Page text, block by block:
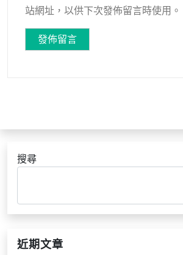
站網址，以供下次發佈留言時使用。
搜尋
近期文章